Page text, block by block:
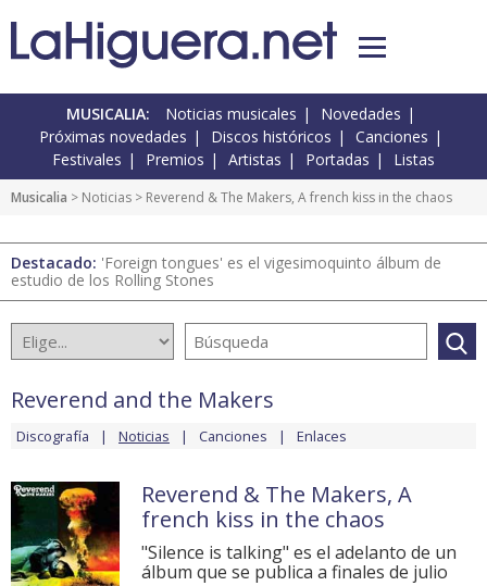
MUSICALIA: Noticias musicales
Novedades
Próximas novedades
Discos históricos
Canciones
Festivales
Premios Artistas Portadas Listas
Musicalia > Noticias > Reverend & The Makers, A french kiss in the chaos
Destacado: 'Foreign tongues' es el vigesimoquinto álbum de
estudio de los Rolling Stones
Reverend and the Makers
Discografía Noticias Canciones Enlaces
Reverend & The Makers, A
french kiss in the chaos
"Silence is talking" es el adelanto de un
álbum que se publica a finales de julio